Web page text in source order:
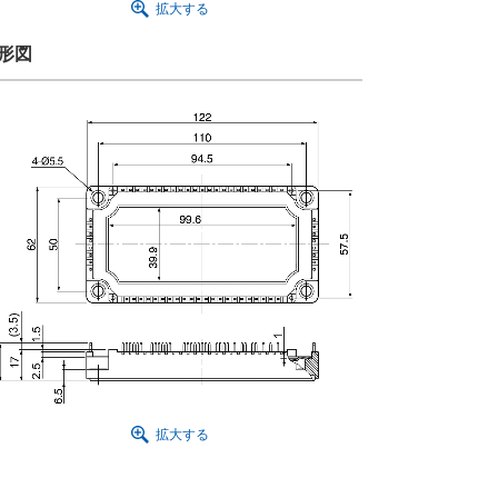
拡大する
図
拡大する